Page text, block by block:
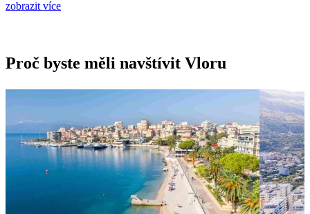
zobrazit více
Proč byste měli navštívit Vloru